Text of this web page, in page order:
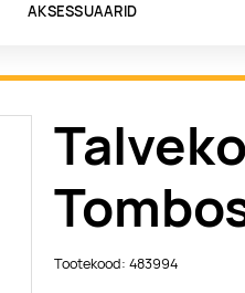
AKSESSUAARID
Tootekood: 483994